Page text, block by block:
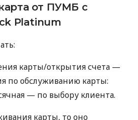
от ПУМБ с
Platinum
карты/открытия счета —
по обслуживанию карты:
— по выбору клиента.
карты, то оно